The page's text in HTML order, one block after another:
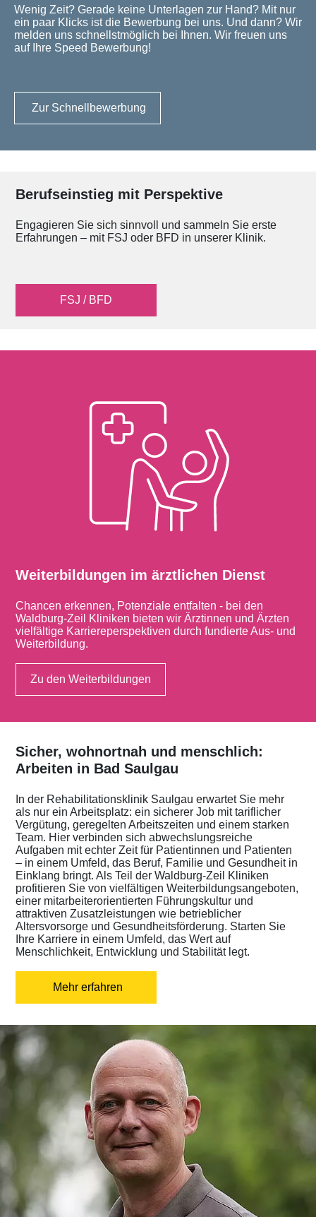
Wenig Zeit? Gerade keine Unterlagen zur Hand? Mit nur
ein paar Klicks ist die Bewerbung bei uns. Und dann? Wir
melden uns schnellstmöglich bei Ihnen. Wir freuen uns
auf Ihre Speed Bewerbung!
Zur Schnellbewerbung
Berufseinstieg mit Perspektive
Engagieren Sie sich sinnvoll und sammeln Sie erste
Erfahrungen – mit FSJ oder BFD in unserer Klinik.
FSJ / BFD
Weiterbildungen im ärztlichen Dienst
Chancen erkennen, Potenziale entfalten - bei den
Waldburg-Zeil Kliniken bieten wir Ärztinnen und Ärzten
vielfältige Karriereperspektiven durch fundierte Aus- und
Weiterbildung.
Zu den Weiterbildungen
Sicher, wohnortnah und menschlich:
Arbeiten in Bad Saulgau
In der Rehabilitationsklinik Saulgau erwartet Sie mehr
als nur ein Arbeitsplatz: ein sicherer Job mit tariflicher
Vergütung, geregelten Arbeitszeiten und einem starken
Team. Hier verbinden sich abwechslungsreiche
Aufgaben mit echter Zeit für Patientinnen und Patienten
– in einem Umfeld, das Beruf, Familie und Gesundheit in
Einklang bringt. Als Teil der Waldburg-Zeil Kliniken
profitieren Sie von vielfältigen Weiterbildungsangeboten,
einer mitarbeiterorientierten Führungskultur und
attraktiven Zusatzleistungen wie betrieblicher
Altersvorsorge und Gesundheitsförderung. Starten Sie
Ihre Karriere in einem Umfeld, das Wert auf
Menschlichkeit, Entwicklung und Stabilität legt.
Mehr erfahren